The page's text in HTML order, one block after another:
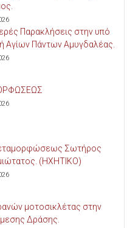
Παρακλήσεις στην υπό
Αγίων Πάντων Αμυγδαλέας.
Σωτήρος
(ΗΧΗΤΙΚΟ)
μοτοσικλέτας στην
Δράσης.